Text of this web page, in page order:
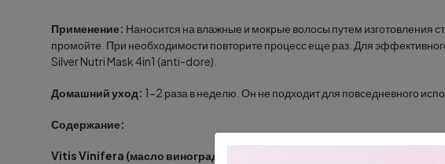
Применение: Наносится на влажные и мокрые волосы путем изготовления
промойте. При необходимости повторите процесс еще раз. Для
Silver Nutri Mask 4in1 (anti-dore).
Домашний уход: 1-2 раза в неделю. Он не подходит для повседневного
Содержание:
Vitis Vinifera (масло виноградных косточек):